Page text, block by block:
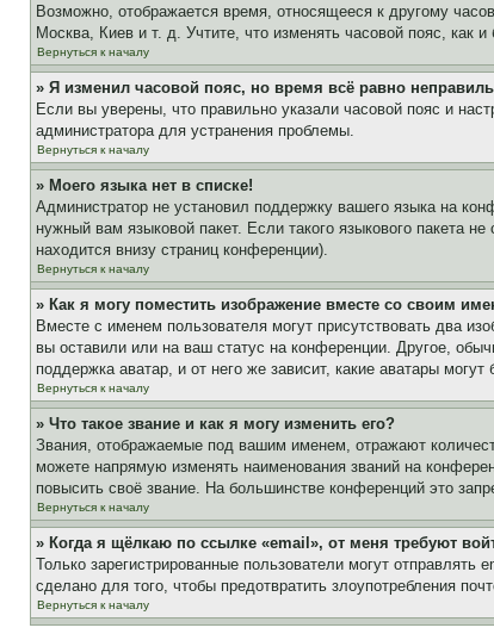
Возможно, отображается время, относящееся к другому
Москва, Киев и т. д. Учтите, что изменять часовой пояс, как
Вернуться к началу
» Я изменил часовой пояс, но время всё равно
Если вы уверены, что правильно указали часовой пояс и
администратора для устранения проблемы.
Вернуться к началу
» Моего языка нет в списке!
Администратор не установил поддержку вашего языка на
нужный вам языковой пакет. Если такого языкового пакета
находится внизу страниц конференции).
Вернуться к началу
» Как я могу поместить изображение вместе со своим
Вместе с именем пользователя могут присутствовать два
вы оставили или на ваш статус на конференции. Другое,
поддержка аватар, и от него же зависит, какие аватары
Вернуться к началу
» Что такое звание и как я могу изменить его?
Звания, отображаемые под вашим именем, отражают
можете напрямую изменять наименования званий на
повысить своё звание. На большинстве конференций это
Вернуться к началу
» Когда я щёлкаю по ссылке «email», от меня требуют
Только зарегистрированные пользователи могут
сделано для того, чтобы предотвратить злоупотребления
Вернуться к началу